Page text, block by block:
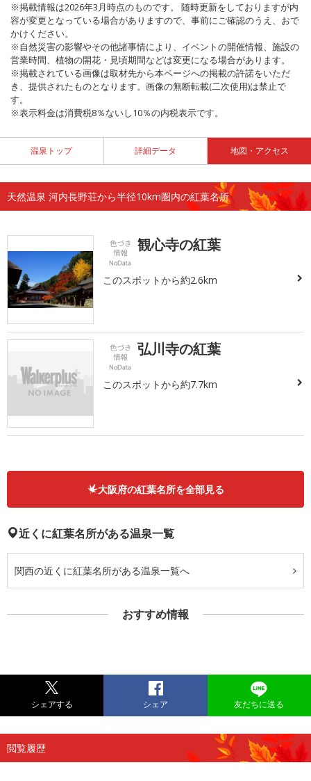
※掲載情報は2026年3月時点のものです。 随時更新をしておりますが内
容が変更となっている場合がありますので、事前にご確認のうえ、おで
かけください。
※自然災害の影響やその他諸事情により、イベントの開催情報、施設の
営業時間、植物の開花・見頃期間などは変更になる場合があります。
※掲載されている画像は取材先から本ページへの掲載の許諾をいただ
き、提供されたものとなります。画像の無断転載(二次使用)は禁止で
す。
※表示料金は消費税8％ないし10％の内税表示です。
温泉トップ 詳細データ 地図・アクセス
天然温泉 河内長野荘から半径10km圏内の紅葉名所
観心寺の紅葉
このスポットから約2.6km
弘川寺の紅葉
このスポットから約7.7km
大阪府の紅葉名所を全部見る
近くに紅葉名所がある温泉一覧
関西の近くに紅葉名所がある温泉一覧へ
おすすめ情報
シェアする シェア 友だちに送る
閲覧履歴